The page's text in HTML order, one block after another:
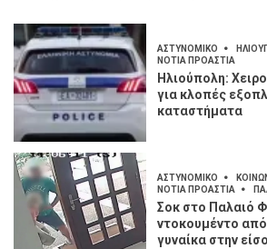
ΑΣΤΥΝΟΜΙΚΟ
ΝΟΤΙΑ ΠΡΟΑΣΤΙΑ
Ηλιούπολη:
για κλοπές
καταστήματα
ΑΣΤΥΝΟΜΙΚΟ
ΝΟΤΙΑ ΠΡΟΑΣΤΙΑ
Σοκ στο Παλαιό
ντοκουμέντο
γυναίκα στην